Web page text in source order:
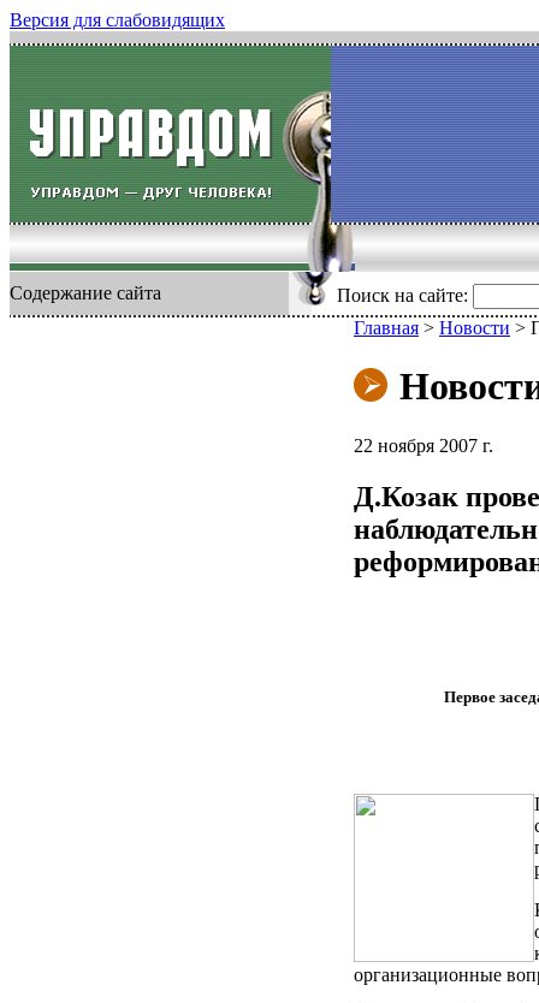
Версия для слабовидящих
Содержание сайта Поиск на сайте:
Главная > Новости >
22 ноября 2007 г.
Д.Козак
Первое
организационные